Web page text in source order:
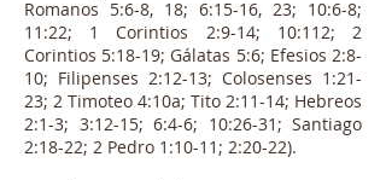
Romanos 5:6-8, 18; 6:15-16, 23; 10:6-8;
11:22; 1 Corintios 2:9-14; 10:112; 2
Corintios 5:18-19; Gálatas 5:6; Efesios 2:8-
10; Filipenses 2:12-13; Colosenses 1:21-
23; 2 Timoteo 4:10a; Tito 2:11-14; Hebreos
2:1-3; 3:12-15; 6:4-6; 10:26-31; Santiago
2:18-22; 2 Pedro 1:10-11; 2:20-22).